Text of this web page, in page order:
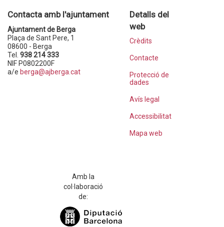
Contacta amb l'ajuntament
Ajuntament de Berga
Plaça de Sant Pere, 1
08600 - Berga
Tel. 938 214 333
NIF P0802200F
a/e berga@ajberga.cat
Detalls del
web
Crèdits
Contacte
Protecció de
dades
Avís legal
Accessibilitat
Mapa web
Amb la
col·laboració
de: